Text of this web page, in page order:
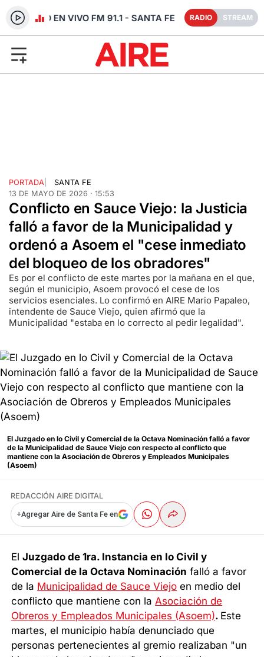
RADIO EN VIVO FM 91.1 - SANTA FE RADIO STREAM
PORTADA
SANTA FE
13 DE MAYO DE 2026 · 15:53
Conflicto en Sauce Viejo: la Justicia
falló a favor de la Municipalidad y
ordenó a Asoem el "cese inmediato
del bloqueo de los obradores"
Es por el conflicto de este martes por la mañana en el que,
según el municipio, Asoem provocó el cese de los
servicios esenciales. Lo confirmó en AIRE Mario Papaleo,
intendente de Sauce Viejo, quien afirmó que la
Municipalidad "estaba en lo correcto al pedir legalidad".
El Juzgado en lo Civil y Comercial de la Octava Nominación falló a favor
de la Municipalidad de Sauce Viejo con respecto al conflicto que
mantiene con la Asociación de Obreros y Empleados Municipales
(Asoem)
REDACCIÓN AIRE DIGITAL
+Agregar Aire de Santa Fe en
ElJuzgado de 1ra. Instancia en lo Civil y
Comercial de la Octava Nominación falló a favor
de la Municipalidad de Sauce Viejo en medio del
conflicto que mantiene con laAsociación de
Obreros y Empleados Municipales (Asoem). Este
martes, el municipio había denunciado que
personas pertenecientes al gremio realizaban "un